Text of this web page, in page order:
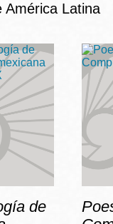
América Latina
de